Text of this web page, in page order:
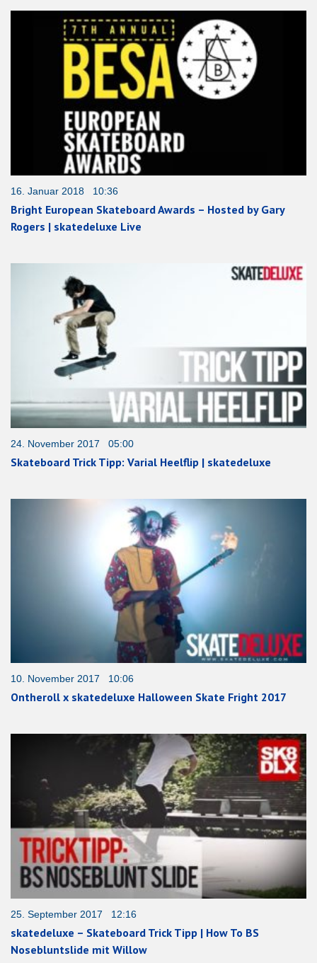
16. Januar 2018 10:36
Bright European Skateboard Awards – Hosted by Gary
Rogers | skatedeluxe Live
24. November 2017 05:00
Skateboard Trick Tipp: Varial Heelflip | skatedeluxe
10. November 2017 10:06
Ontheroll x skatedeluxe Halloween Skate Fright 2017
25. September 2017 12:16
skatedeluxe – Skateboard Trick Tipp | How To BS
Nosebluntslide mit Willow